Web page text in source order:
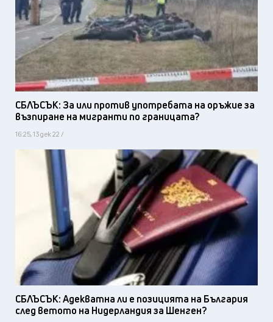
СБЛЪСЪК: За или против употребата на оръжие за
възпиране на мигранти по границата?
16:25, 13 дек 22 /
СБЛЪСЪК: Адекватна ли е позицията на България
след ветото на Нидерландия за Шенген?